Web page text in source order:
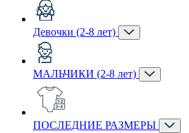
Девочки (2-8 лет)
МАЛЬЧИКИ (2-8 лет)
ПОСЛЕДНИЕ РАЗМЕРЫ